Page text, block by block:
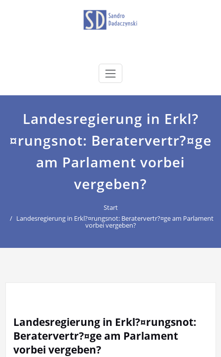
dadaczynski.de
Landesregierung in Erkl?
¤rungsnot: Beratervertr?¤ge
am Parlament vorbei
vergeben?
Start
Landesregierung in Erkl?¤rungsnot: Beratervertr?¤ge am Parlament
vorbei vergeben?
Landesregierung in Erkl?¤rungsnot:
Beratervertr?¤ge am Parlament
vorbei vergeben?